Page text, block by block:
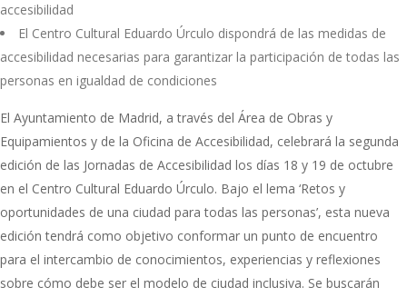
accesibilidad
El Centro Cultural Eduardo Úrculo dispondrá de las medidas de
accesibilidad necesarias para garantizar la participación de todas las
personas en igualdad de condiciones
El Ayuntamiento de Madrid, a través del Área de Obras y
Equipamientos y de la Oficina de Accesibilidad, celebrará la segunda
edición de las Jornadas de Accesibilidad los días 18 y 19 de octubre
en el Centro Cultural Eduardo Úrculo. Bajo el lema ‘Retos y
oportunidades de una ciudad para todas las personas’, esta nueva
edición tendrá como objetivo conformar un punto de encuentro
para el intercambio de conocimientos, experiencias y reflexiones
sobre cómo debe ser el modelo de ciudad inclusiva. Se buscarán